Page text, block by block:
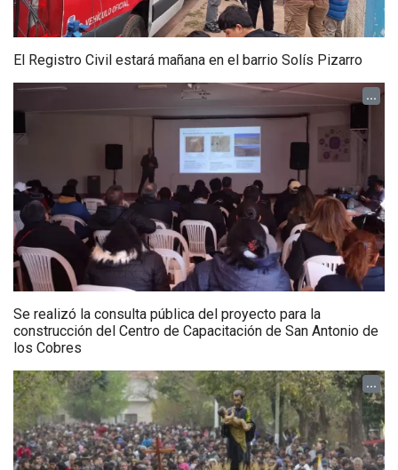
El Registro Civil estará mañana en el barrio Solís Pizarro
...
Se realizó la consulta pública del proyecto para la
construcción del Centro de Capacitación de San Antonio de
los Cobres
...